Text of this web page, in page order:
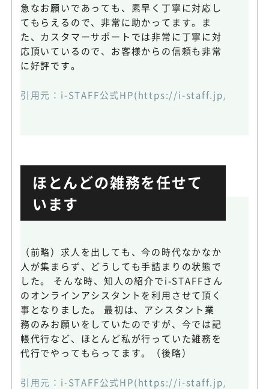
急なお願いであっても、素早く丁寧に対応し
てもらえるので、非常に助かってます。ま
た、カスタマーサポートでは非常に丁寧に対
応頂いているので、お客様からの信頼も非常
に好評です。
引用元： i-STAFF公式HP(https://i-staff.jp/#voice
ほとんどの雑務を任せて
います
（前略）求人を出しても、今の時代なかなか
人が集まらず、どうしても手詰まりの状態で
した。 そんな時、知人の紹介でi-STAFFさん
のオンラインアシスタントを利用させて頂く
事となりました。 最初は、アシスタント業
務のみお願いをしていたのですが、今では記
帳代行など、ほとんど私が行っていた雑務を
代行でやってもらってます。（後略）
引用元： i-STAFF公式HP(https://i-staff.jp/#voice